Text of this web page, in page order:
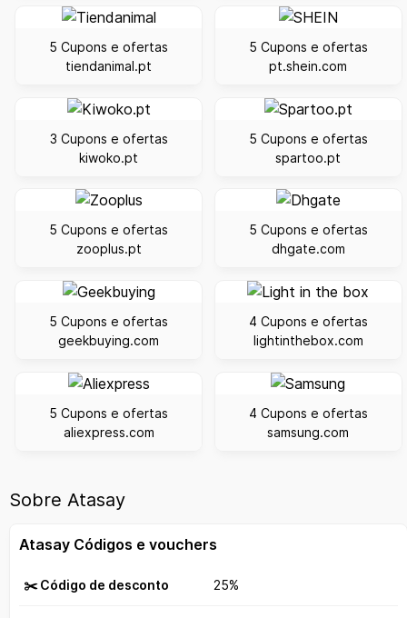
5 Cupons e ofertas
tiendanimal.pt
5 Cupons e ofertas
pt.shein.com
3 Cupons e ofertas
kiwoko.pt
5 Cupons e ofertas
spartoo.pt
5 Cupons e ofertas
zooplus.pt
5 Cupons e ofertas
dhgate.com
5 Cupons e ofertas
geekbuying.com
4 Cupons e ofertas
lightinthebox.com
5 Cupons e ofertas
aliexpress.com
4 Cupons e ofertas
samsung.com
Sobre Atasay
Atasay Códigos e vouchers
✂️ Código de desconto 25%